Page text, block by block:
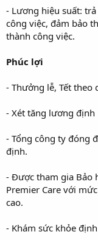
- Lương hiệu suất:
công việc, đảm bảo
thành công việc.
Phúc lợi
- Thưởng lễ, Tết theo
- Xét tăng lương định
- Tổng công ty đóng
định.
- Được tham gia Bảo
Premier Care với
cao.
- Khám sức khỏe